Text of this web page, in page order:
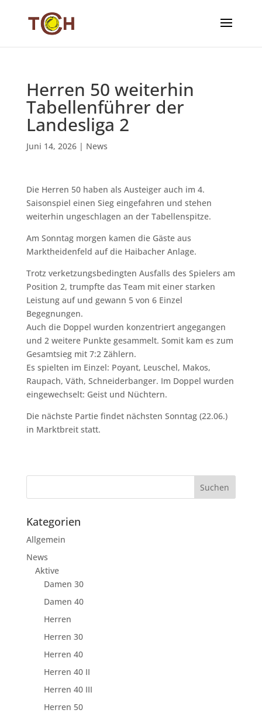
Herren 50 weiterhin
Tabellenführer der
Landesliga 2
Juni 14, 2026| News
Die Herren 50 haben als Austeiger auch im 4.
Saisonspiel einen Sieg eingefahren und stehen
weiterhin ungeschlagen an der Tabellenspitze.
Am Sonntag morgen kamen die Gäste aus
Marktheidenfeld auf die Haibacher Anlage.
Trotz verketzungsbedingten Ausfalls des Spielers am
Position 2, trumpfte das Team mit einer starken
Leistung auf und gewann 5 von 6 Einzel
Begegnungen.
Auch die Doppel wurden konzentriert angegangen
und 2 weitere Punkte gesammelt. Somit kam es zum
Gesamtsieg mit 7:2 Zählern.
Es spielten im Einzel: Poyant, Leuschel, Makos,
Raupach, Väth, Schneiderbanger. Im Doppel wurden
eingewechselt: Geist und Nüchtern.
Die nächste Partie findet nächsten Sonntag (22.06.)
in Marktbreit statt.
Kategorien
Allgemein
News
Aktive
Damen 30
Damen 40
Herren
Herren 30
Herren 40
Herren 40 II
Herren 40 III
Herren 50